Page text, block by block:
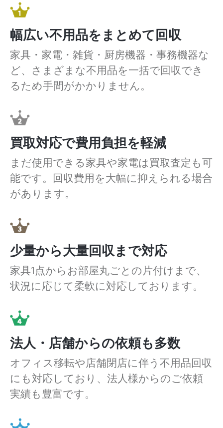
幅広い不用品をまとめて回収
家具・家電・雑貨・厨房機器・事務機器な
ど、さまざまな不用品を一括で回収でき
るため手間がかかりません。
買取対応で費用負担を軽減
まだ使用できる家具や家電は買取査定も可
能です。回収費用を大幅に抑えられる場合
があります。
少量から大量回収まで対応
家具1点からお部屋丸ごとの片付けまで、
状況に応じて柔軟に対応しております。
法人・店舗からの依頼も多数
オフィス移転や店舗閉店に伴う不用品回収
にも対応しており、法人様からのご依頼
実績も豊富です。